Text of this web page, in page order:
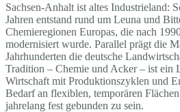
Sachsen-Anhalt ist altes Industrieland:
Jahren entstand rund um Leuna und
Chemieregionen Europas, die nach
modernisiert wurde. Parallel prägt die
Jahrhunderten die deutsche
Tradition – Chemie und Acker – ist ein
Wirtschaft mit Produktionszyklen und
Bedarf an flexiblen, temporären
jahrelang fest gebunden zu sein.